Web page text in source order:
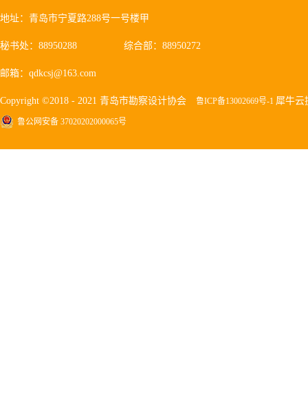
地址：青岛市宁夏路288号一号楼甲
秘书处：88950288 综合部：88950272
邮箱：qdkcsj@163.com
Copyright ©2018 - 2021 青岛市勘察设计协会 鲁ICP备13002669号-1 犀牛云
鲁公网安备 37020202000065号